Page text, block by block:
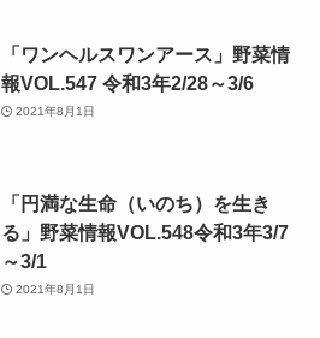
「ワンヘルスワンアース」野菜情
報VOL.547 令和3年2/28～3/6
2021年8月1日
「円満な生命（いのち）を生き
る」野菜情報VOL.548令和3年3/7
～3/1
2021年8月1日